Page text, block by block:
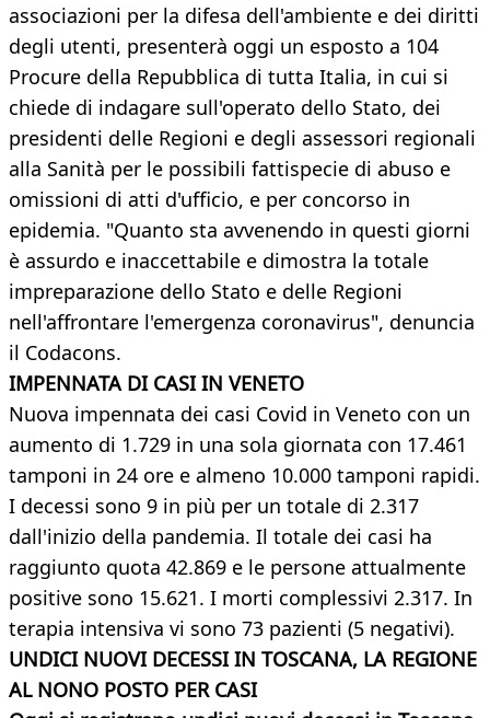
associazioni per la difesa dell'ambiente e dei diritti
degli utenti, presenterà oggi un esposto a 104
Procure della Repubblica di tutta Italia, in cui si
chiede di indagare sull'operato dello Stato, dei
presidenti delle Regioni e degli assessori regionali
alla Sanità per le possibili fattispecie di abuso e
omissioni di atti d'ufficio, e per concorso in
epidemia. "Quanto sta avvenendo in questi giorni
è assurdo e inaccettabile e dimostra la totale
impreparazione dello Stato e delle Regioni
nell'affrontare l'emergenza coronavirus", denuncia
il Codacons.
IMPENNATA DI CASI IN VENETO
Nuova impennata dei casi Covid in Veneto con un
aumento di 1.729 in una sola giornata con 17.461
tamponi in 24 ore e almeno 10.000 tamponi rapidi.
I decessi sono 9 in più per un totale di 2.317
dall'inizio della pandemia. Il totale dei casi ha
raggiunto quota 42.869 e le persone attualmente
positive sono 15.621. I morti complessivi 2.317. In
terapia intensiva vi sono 73 pazienti (5 negativi).
UNDICI NUOVI DECESSI IN TOSCANA, LA REGIONE
AL NONO POSTO PER CASI